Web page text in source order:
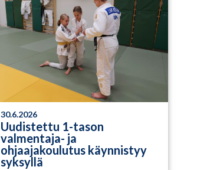
30.6.2026
Uudistettu 1-tason
valmentaja- ja
ohjaajakoulutus käynnistyy
syksyllä